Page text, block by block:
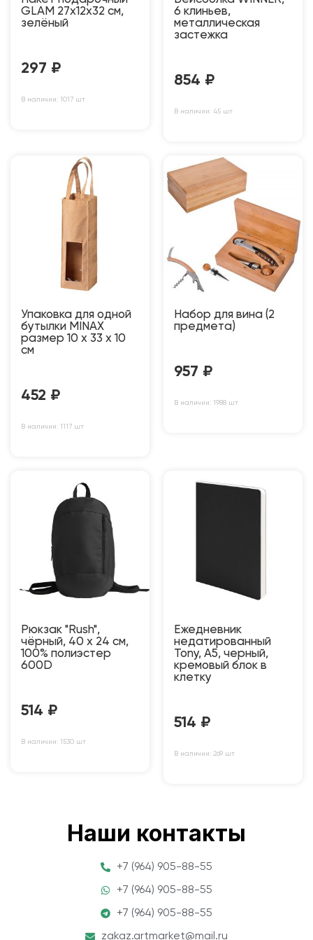
GLAM 27х12х32 см,
зелёный
297 ₽
В наличии: 1017 шт
6 клиньев,
металлическая
застежка
854 ₽
В наличии: 45 шт
Упаковка для одной
бутылки MINAX
размер 10 х 33 х 10
см
452 ₽
В наличии: 1117 шт
Набор для вина (2
предмета)
957 ₽
В наличии: 1988 шт
Рюкзак "Rush",
чёрный, 40 x 24 см,
100% полиэстер
600D
514 ₽
В наличии: 1530 шт
Ежедневник
недатированный
Tony, А5, черный,
кремовый блок в
клетку
514 ₽
В наличии: 269 шт
Наши контакты
+7 (964) 905-88-55
+7 (964) 905-88-55
+7 (964) 905-88-55
zakaz.artmarket@mail.ru